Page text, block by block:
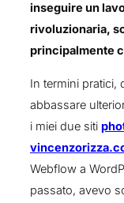
inseguire un
rivoluzionaria,
principalmente
In termini pratici,
abbassare
i miei due siti
Webflow a
passato, avevo